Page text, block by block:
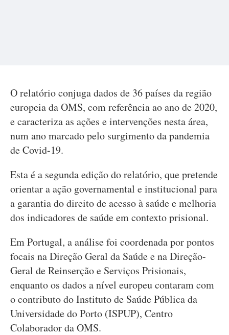
O relatório conjuga dados de 36 países da região
europeia da OMS, com referência ao ano de 2020,
e caracteriza as ações e intervenções nesta área,
num ano marcado pelo surgimento da pandemia
de Covid-19.
Esta é a segunda edição do relatório, que pretende
orientar a ação governamental e institucional para
a garantia do direito de acesso à saúde e melhoria
dos indicadores de saúde em contexto prisional.
Em Portugal, a análise foi coordenada por pontos
focais na Direção Geral da Saúde e na Direção-
Geral de Reinserção e Serviços Prisionais,
enquanto os dados a nível europeu contaram com
o contributo do Instituto de Saúde Pública da
Universidade do Porto (ISPUP), Centro
Colaborador da OMS.